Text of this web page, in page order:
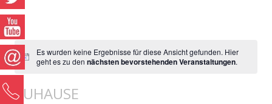
Es wurden keine Ergebnisse für diese Ansicht gefunden. Hier
geht es zu den nächsten bevorstehenden Veranstaltungen.
ZUHAUSE